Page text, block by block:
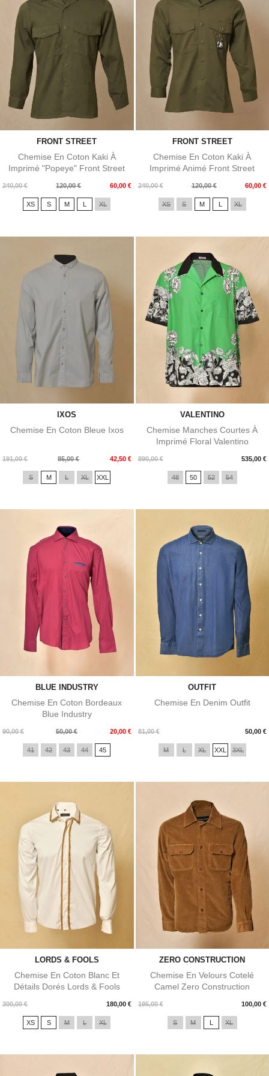
FRONT STREET
Chemise En Coton Kaki À
Imprimé "Popeye" Front Street
240,00 €
Prix
120,00 € 60,00 €
Prix
XS S M XL
FRONT STREET
Chemise En Coton Kaki À
Imprimé Animé Front Street
240,00 €
Prix
120,00 € 60,00 €
Prix
XS S M XL
IXOS
Chemise En Coton Bleue Ixos
191,00 €
Prix
85,00 € 42,50 €
Prix
S M L XL XXL
VALENTINO
Chemise Manches Courtes À
Imprimé Floral Valentino
890,00 € 535,00 €
Prix
48 50 52 54
BLUE INDUSTRY
Chemise En Coton Bordeaux
Blue Industry
90,00 €
Prix
50,00 € 20,00 €
Prix
41 42 43 44 45
OUTFIT
Chemise En Denim Outfit
81,00 € 50,00 €
Prix
M L XL XXL 3XL
LORDS & FOOLS
Chemise En Coton Blanc Et
Détails Dorés Lords & Fools
300,00 € 180,00 €
Prix
XS S M L XL
ZERO CONSTRUCTION
Chemise En Velours Cotelé
Camel Zero Construction
195,00 € 100,00 €
Prix
S M XL